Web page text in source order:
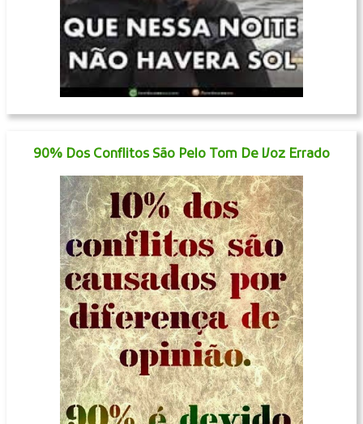
90% Dos Conflitos São Pelo Tom De Voz Errado